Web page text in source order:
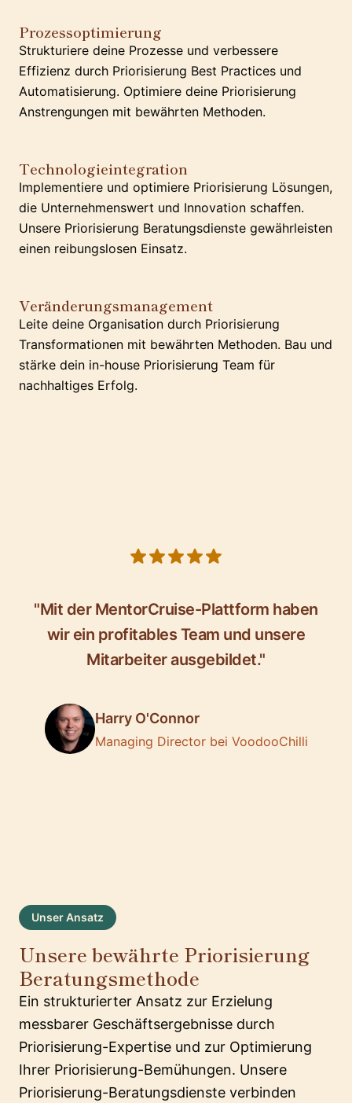
Prozessoptimierung
Strukturiere deine Prozesse und verbessere
Effizienz durch Priorisierung Best Practices und
Automatisierung. Optimiere deine Priorisierung
Anstrengungen mit bewährten Methoden.
Technologieintegration
Implementiere und optimiere Priorisierung Lösungen,
die Unternehmenswert und Innovation schaffen.
Unsere Priorisierung Beratungsdienste gewährleisten
einen reibungslosen Einsatz.
Veränderungsmanagement
Leite deine Organisation durch Priorisierung
Transformationen mit bewährten Methoden. Bau und
stärke dein in-house Priorisierung Team für
nachhaltiges Erfolg.
"Mit der MentorCruise-Plattform haben
wir ein profitables Team und unsere
Mitarbeiter ausgebildet."
Harry O'Connor
Managing Director bei VoodooChilli
Unser Ansatz
Unsere bewährte Priorisierung
Beratungsmethode
Ein strukturierter Ansatz zur Erzielung
messbarer Geschäftsergebnisse durch
Priorisierung-Expertise und zur Optimierung
Ihrer Priorisierung-Bemühungen. Unsere
Priorisierung-Beratungsdienste verbinden